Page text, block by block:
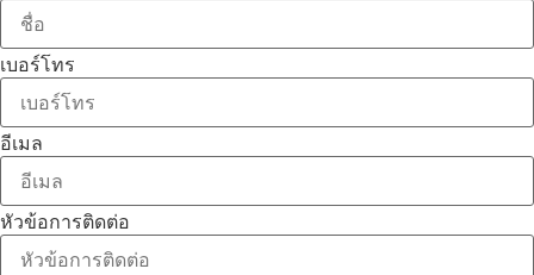
เบอร์โทร
อีเมล
หัวข้อการติดต่อ